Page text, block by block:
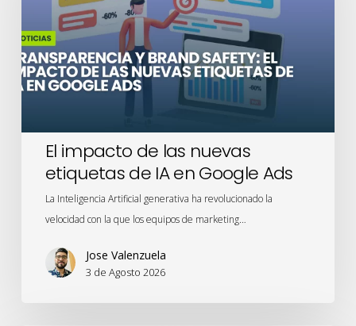
nuevas
etiquetas
de
IA
en
Ads
El impacto de las nuevas
etiquetas de IA en Google Ads
La Inteligencia Artificial generativa ha revolucionado la
velocidad con la que los equipos de marketing…
Jose Valenzuela
3 de Agosto 2026